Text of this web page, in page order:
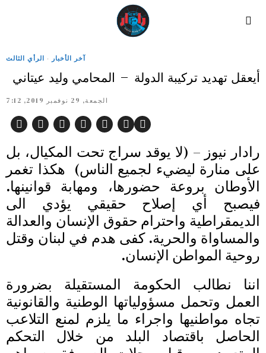
آخر الأخبار · الرأي الثالث
أيعقل تهديد تركيبة الدولة – المحامي وليد عيتاني
الجمعة, 29 نوفمبر 2019, 7:12
رادار نيوز – (لا يوقد سراج تحت المكيال، بل
على منارة ليضيء لجميع الناس) هكذا تغمر
الأوطان بروعة حضورها، ومهابة قوانينها.
فيصبح أي إصلاح حقيقي يؤدي الى
الديمقراطية واحترام حقوق الإنسان والعدالة
والمساواة والحرية. كفى هدم في لبنان وقتل
روحية المواطن الإنسان.
اننا نطالب الحكومة المستقيلة بضرورة
العمل وتحمل مسؤولياتها الوطنية والقانونية
تجاه مواطنيها واجراء ما يلزم لمنع التلاعب
الحاصل باقتصاد البلد من خلال التحكم